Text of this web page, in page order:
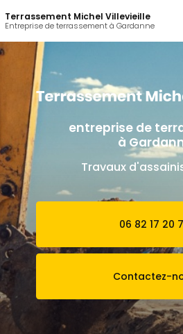
au
contenu
principal
Terrassement Michel Villevieille
Entreprise de terrassement à Gardanne
entreprise de
à
Travaux
06 82 17 20
Contactez-